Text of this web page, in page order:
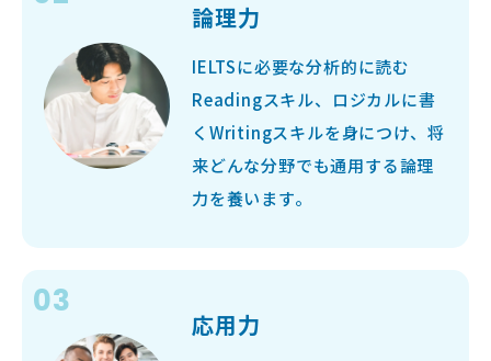
論理力
IELTSに必要な分析的に読む
Readingスキル、ロジカルに書
くWritingスキルを身につけ、将
来どんな分野でも通用する論理
力を養います。
応用力